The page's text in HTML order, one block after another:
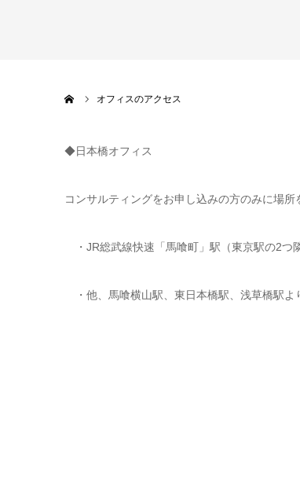
オフィスのアクセス
◆日本橋オフィス
コンサルティングをお申し込みの方のみに場所
・JR総武線快速「馬喰町」駅（東京駅の2つ
・他、馬喰横山駅、東日本橋駅、浅草橋駅よ